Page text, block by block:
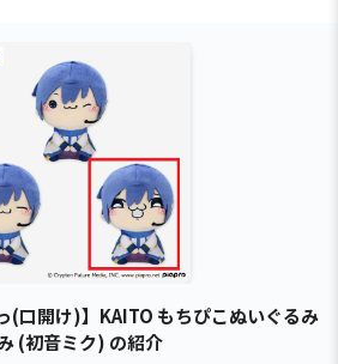
(口開け)】KAITO もちぴこぬいぐるみ
(初音ミク) の紹介